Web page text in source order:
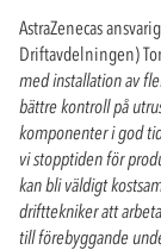
AstraZenecas
Driftavdelningen)
med installation av
bättre kontroll på
komponenter i god
vi stopptiden för
kan bli väldigt
drifttekniker att
till förebyggande